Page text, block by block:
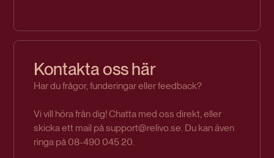
Kontakta oss här
Har du frågor, funderingar eller feedback?
Vi vill höra från dig! Chatta med oss direkt, eller
skicka ett mail på support@relivo.se. Du kan även
ringa på 08-490 045 20.